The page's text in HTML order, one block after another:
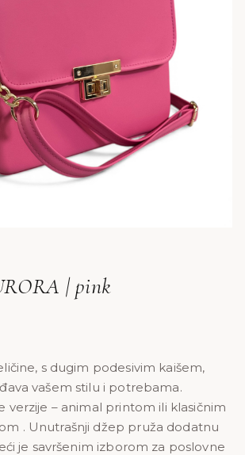
| pink
s dugim podesivim kaišem,
vašem stilu i potrebama.
verzije – animal printom ili klasičnim
. Unutrašnji džep pruža dodatnu
je savršenim izborom za poslovne